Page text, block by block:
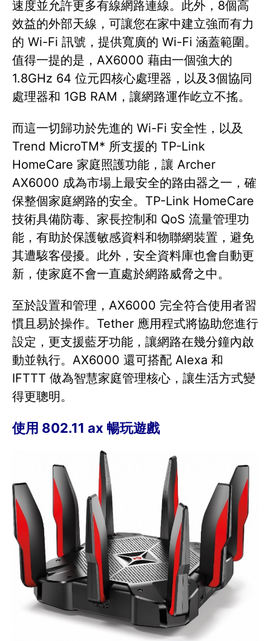
速度並允許更多有線網路連線。此外，8個高
效益的外部天線，可讓您在家中建立強而有力
的 Wi-Fi 訊號，提供寬廣的 Wi-Fi 涵蓋範圍。
值得一提的是，AX6000 藉由一個強大的
1.8GHz 64 位元四核心處理器，以及3個協同
處理器和 1GB RAM，讓網路運作屹立不搖。
而這一切歸功於先進的 Wi-Fi 安全性，以及
Trend MicroTM* 所支援的 TP-Link
HomeCare 家庭照護功能，讓 Archer
AX6000 成為市場上最安全的路由器之一，確
保整個家庭網路的安全。TP-Link HomeCare
技術具備防毒、家長控制和 QoS 流量管理功
能，有助於保護敏感資料和物聯網裝置，避免
其遭駭客侵擾。此外，安全資料庫也會自動更
新，使家庭不會一直處於網路威脅之中。
至於設置和管理，AX6000 完全符合使用者習
慣且易於操作。Tether 應用程式將協助您進行
設定，更支援藍牙功能，讓網路在幾分鐘內啟
動並執行。AX6000 還可搭配 Alexa 和
IFTTT 做為智慧家庭管理核心，讓生活方式變
得更聰明。
使用 802.11 ax 暢玩遊戲